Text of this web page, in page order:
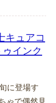
キュアコ
インク
に登場す
ゃで偶然見